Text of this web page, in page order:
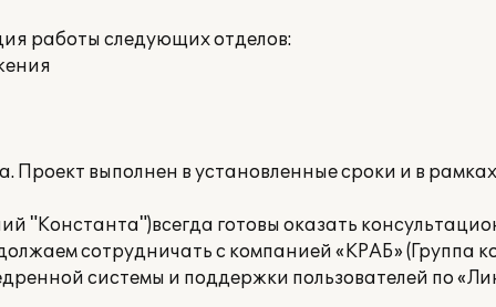
работы следующих отделов:
Проект выполнен в установленные сроки и в
"Константа")всегда готовы оказать
сотрудничать с компанией «КРАБ» (Группа
системы и поддержки пользователей по